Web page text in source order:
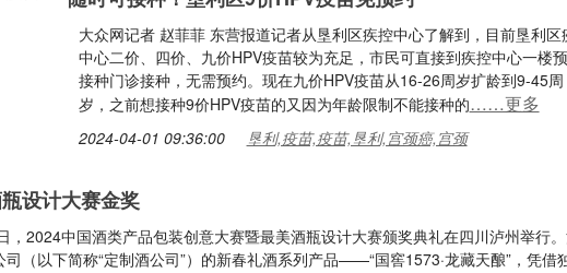
大众网记者 赵菲菲 东营报道记者从垦利区疾控中心了解到，目前垦利区
中心二价、四价、九价HPV疫苗较为充足，市民可直接到疾控中心一楼
接种门诊接种，无需预约。现在九价HPV疫苗从16-26周岁扩龄到9-45周
岁，之前想接种9价HPV疫苗的又因为年龄限制不能接种的……更多
2024-04-01 09:36:00 垦利,疫苗,疫苗,垦利,宫颈癌,宫颈
设计大赛金奖
，2024中国酒类产品包装创意大赛暨最美酒瓶设计大赛颁奖典礼在四川泸州举行
（以下简称“定制酒公司”）的新春礼酒系列产品——“国窖1573·龙藏天酿”，凭借